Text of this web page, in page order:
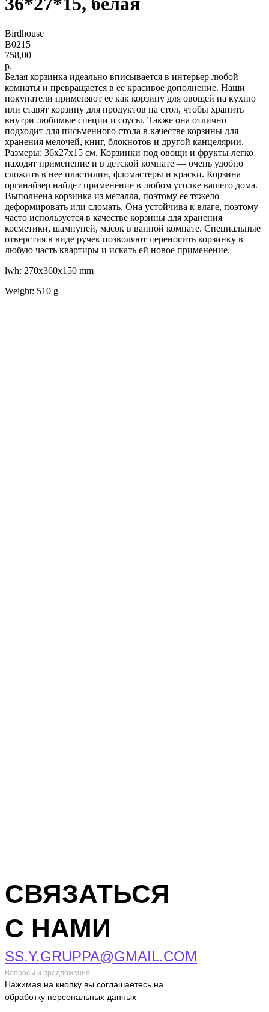
Birdhouse
B0215
758,00
р.
Белая корзинка идеально вписывается в интерьер любой
комнаты и превращается в ее красивое дополнение. Наши
покупатели применяют ее как корзину для овощей на кухню
или ставят корзину для продуктов на стол, чтобы хранить
внутри любимые специи и соусы. Также она отлично
подходит для письменного стола в качестве корзины для
хранения мелочей, книг, блокнотов и другой канцелярии.
Размеры: 36х27х15 см. Корзинки под овощи и фрукты легко
находят применение и в детской комнате — очень удобно
сложить в нее пластилин, фломастеры и краски. Корзина
органайзер найдет применение в любом уголке вашего дома.
Выполнена корзинка из металла, поэтому ее тяжело
деформировать или сломать. Она устойчива к влаге, поэтому
часто используется в качестве корзины для хранения
косметики, шампуней, масок в ванной комнате. Специальные
отверстия в виде ручек позволяют переносить корзинку в
любую часть квартиры и искать ей новое применение.
lwh: 270x360x150 mm
Weight: 510 g
СВЯЗАТЬСЯ
С НАМИ
SS.Y.GRUPPA@GMAIL.COM
Вопросы и предложения
Нажимая на кнопку вы соглашаетесь на
обработку персональных данных